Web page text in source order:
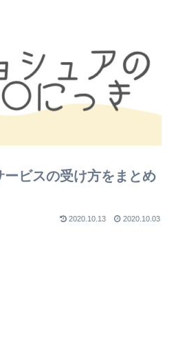
ービスの受け方をまとめ
2020.10.13 2020.10.03